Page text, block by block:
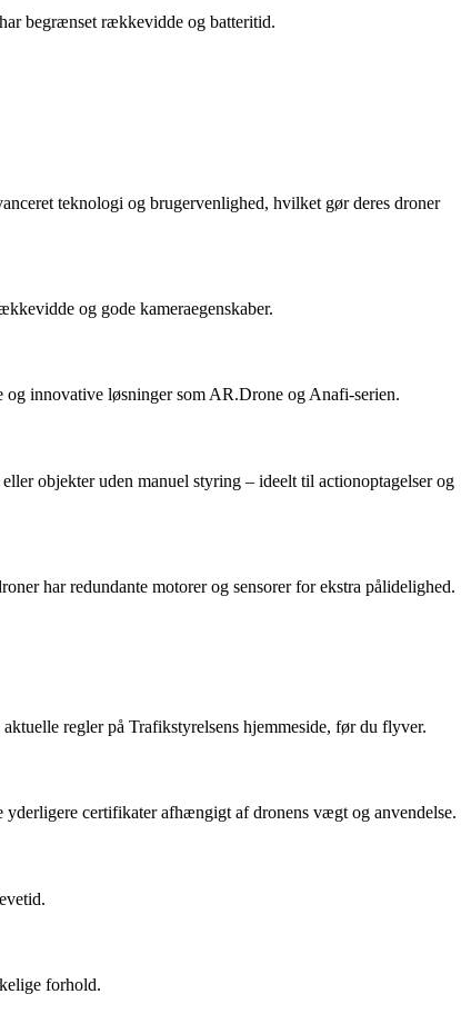
begrænset rækkevidde og batteritid.
teknologi og brugervenlighed, hvilket gør deres droner
og gode kameraegenskaber.
innovative løsninger som AR.Drone og Anafi-serien.
objekter uden manuel styring – ideelt til actionoptagelser og
har redundante motorer og sensorer for ekstra pålidelighed.
regler på Trafikstyrelsens hjemmeside, før du flyver.
certifikater afhængigt af dronens vægt og anvendelse.
forhold.